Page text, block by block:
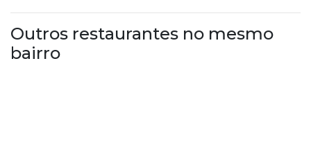
Outros restaurantes no mesmo
bairro